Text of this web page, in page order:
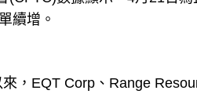
續增。
，EQT Corp、Range